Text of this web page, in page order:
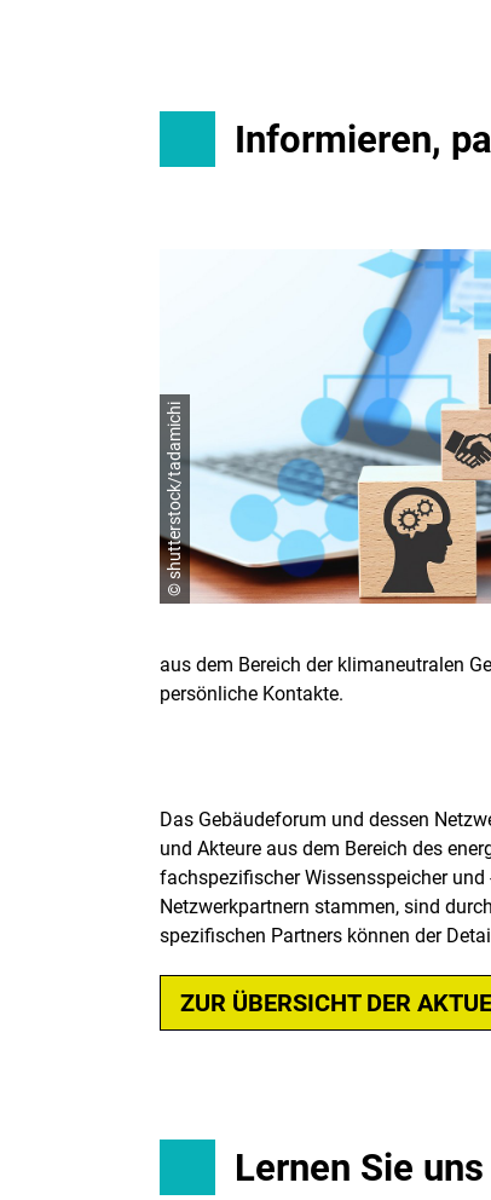
Informieren,
© shutterstock/tadamichi
aus dem Bereich der klimaneutralen
persönliche Kontakte.
Das Gebäudeforum und dessen
und Akteure aus dem Bereich des
fachspezifischer Wissensspeicher und
Netzwerkpartnern stammen, sind
spezifischen Partners können der
ZUR ÜBERSICHT DER
Lernen Sie